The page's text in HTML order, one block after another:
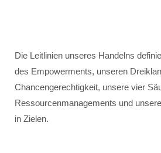
Die Leitlinien unseres Handelns
des Empowerments, unseren
Chancengerechtigkeit, unsere vier
Ressourcenmanagements und
in Zielen.